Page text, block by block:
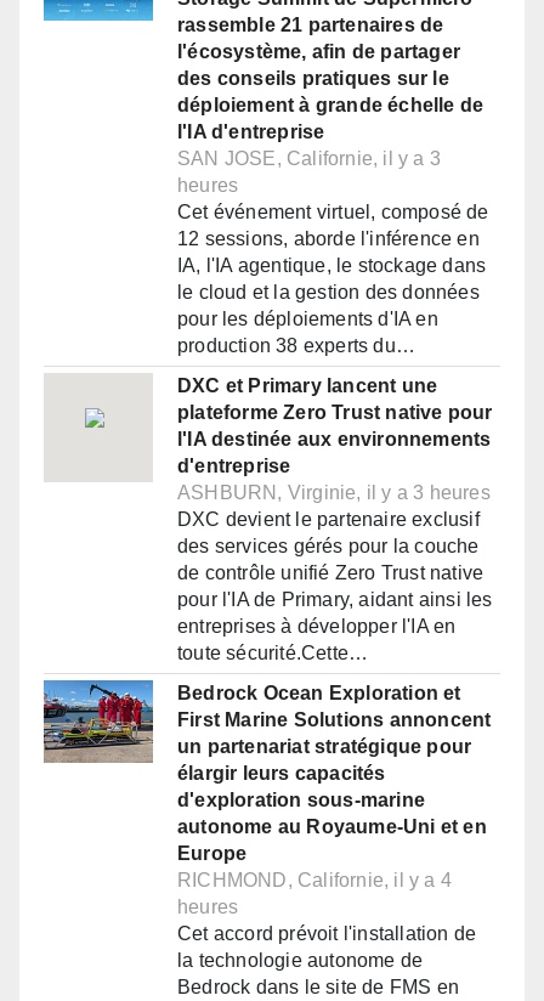
rassemble 21 partenaires de
l'écosystème, afin de partager
des conseils pratiques sur le
déploiement à grande échelle de
l'IA d'entreprise
SAN JOSE, Californie, il y a 3
heures
Cet événement virtuel, composé de
12 sessions, aborde l'inférence en
IA, l'IA agentique, le stockage dans
le cloud et la gestion des données
pour les déploiements d'IA en
production 38 experts du…
DXC et Primary lancent une
plateforme Zero Trust native pour
l'IA destinée aux environnements
d'entreprise
ASHBURN, Virginie, il y a 3 heures
DXC devient le partenaire exclusif
des services gérés pour la couche
de contrôle unifié Zero Trust native
pour l'IA de Primary, aidant ainsi les
entreprises à développer l'IA en
toute sécurité.Cette…
Bedrock Ocean Exploration et
First Marine Solutions annoncent
un partenariat stratégique pour
élargir leurs capacités
d'exploration sous-marine
autonome au Royaume-Uni et en
Europe
RICHMOND, Californie, il y a 4
heures
Cet accord prévoit l'installation de
la technologie autonome de
Bedrock dans le site de FMS en